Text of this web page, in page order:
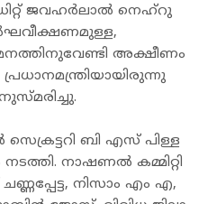
ജവഹർലാൽ നെഹ്റു
അക്ഷീണം
ബി എസ് പിള്ള
നാഷണൽ കമ്മിറ്റി
നിസാം എം എ,